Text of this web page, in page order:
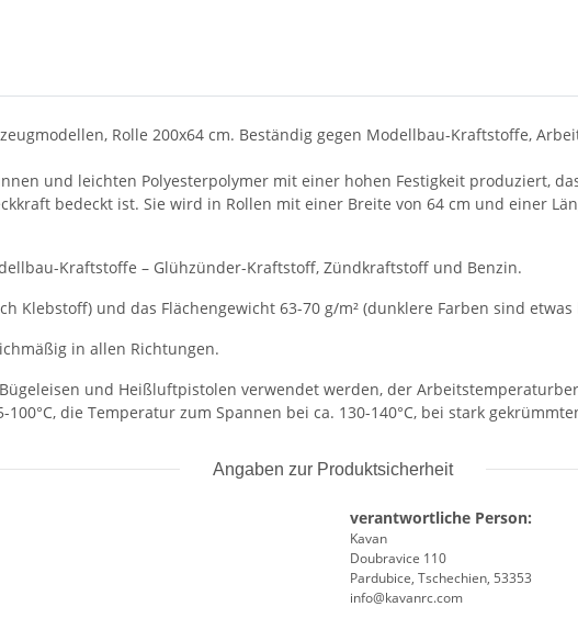
Rolle 200x64 cm. Beständig gegen Modellbau-Kraftstoffe,
und leichten Polyesterpolymer mit einer hohen Festigkeit produziert,
bedeckt ist. Sie wird in Rollen mit einer Breite von 64 cm und einer
Kraftstoffe – Glühzünder-Kraftstoff, Zündkraftstoff und Benzin.
Klebstoff) und das Flächengewicht 63-70 g/m² (dunklere Farben sind
in allen Richtungen.
und Heißluftpistolen verwendet werden, der
die Temperatur zum Spannen bei ca. 130-140°C, bei stark
Angaben zur Produktsicherheit
verantwortliche Person:
Kavan
Doubravice 110
Pardubice, Tschechien, 53353
info@kavanrc.com